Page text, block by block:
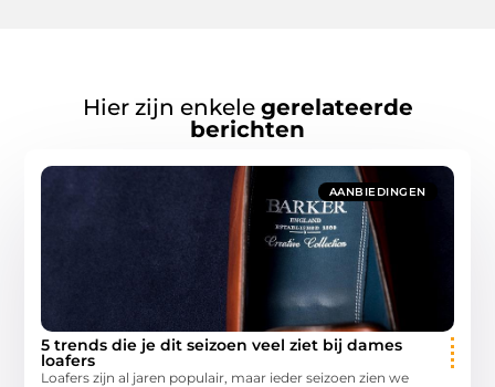
Hier zijn enkele gerelateerde
berichten
AANBIEDINGEN
5 trends die je dit seizoen veel ziet bij dames
loafers
Loafers zijn al jaren populair, maar ieder seizoen zien we